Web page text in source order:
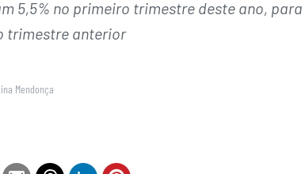
5,5% no primeiro trimestre deste ano, para
trimestre anterior
Mendonça